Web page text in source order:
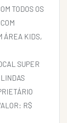
TODOS OS
ÁREA KIDS,
SUPER
R$